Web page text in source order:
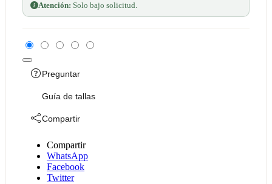
Atención: Solo bajo solicitud.
Preguntar
Guía de tallas
Compartir
Compartir
WhatsApp
Facebook
Twitter